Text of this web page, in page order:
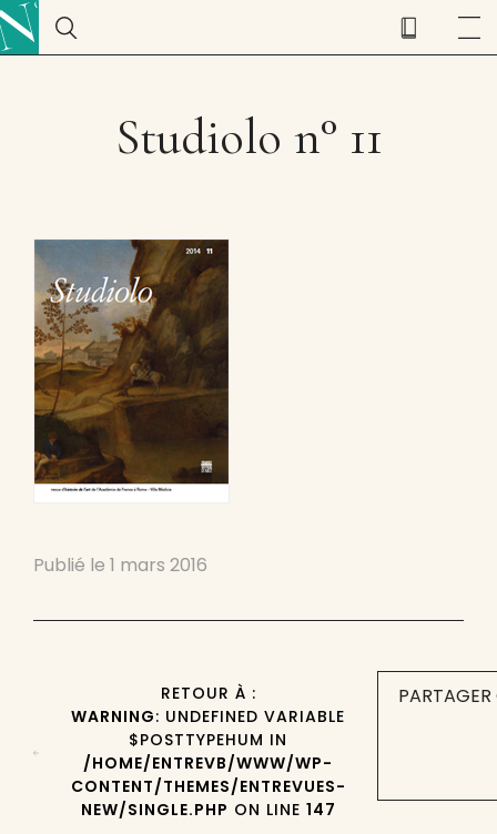
Studiolo n° 11
Publié le 1 mars 2016
RETOUR À :
WARNING: UNDEFINED VARIABLE
$POSTTYPEHUM IN
/HOME/ENTREVB/WWW/WP-
CONTENT/THEMES/ENTREVUES-
NEW/SINGLE.PHP ON LINE 147